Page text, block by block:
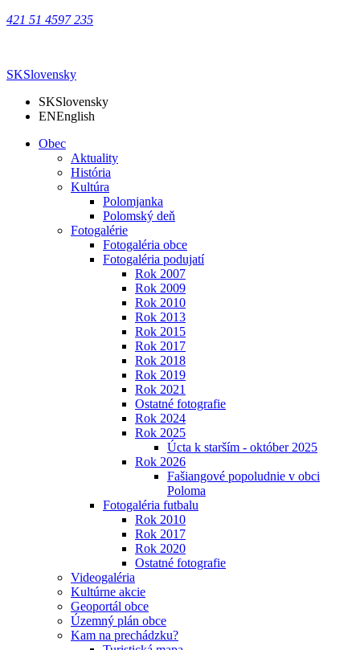
421 51 4597 235
SKSlovensky
SKSlovensky
ENEnglish
Obec
Aktuality
História
Kultúra
Polomjanka
Polomský deň
Fotogalérie
Fotogaléria obce
Fotogaléria podujatí
Rok 2007
Rok 2009
Rok 2010
Rok 2013
Rok 2015
Rok 2017
Rok 2018
Rok 2019
Rok 2021
Ostatné fotografie
Rok 2024
Rok 2025
Úcta k starším - október 2025
Rok 2026
Fašiangové popoludnie v obci
Poloma
Fotogaléria futbalu
Rok 2010
Rok 2017
Rok 2020
Ostatné fotografie
Videogaléria
Kultúrne akcie
Geoportál obce
Územný plán obce
Kam na prechádzku?